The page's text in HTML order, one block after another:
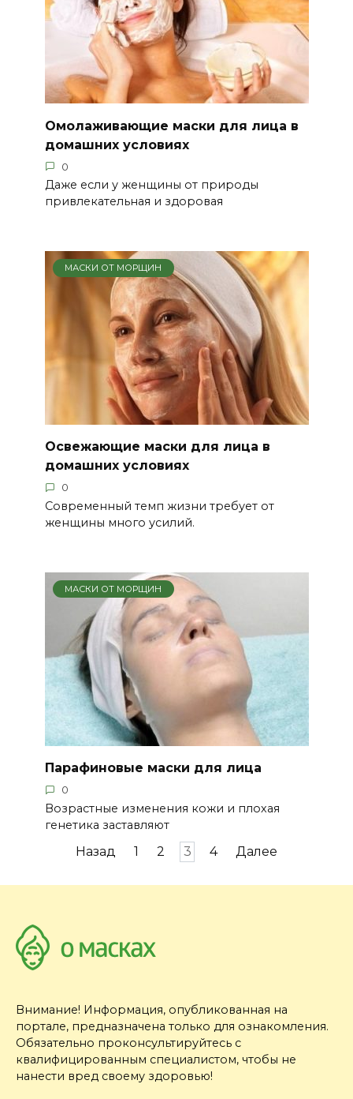
Омолаживающие маски для лица в
домашних условиях
0
Даже если у женщины от природы
привлекательная и здоровая
МАСКИ ОТ МОРЩИН
Освежающие маски для лица в
домашних условиях
0
Современный темп жизни требует от
женщины много усилий.
МАСКИ ОТ МОРЩИН
Парафиновые маски для лица
0
Возрастные изменения кожи и плохая
генетика заставляют
ПагинацияНазад 1 2 3 4 Далее
Внимание! Информация, опубликованная на
портале, предназначена только для ознакомления.
Обязательно проконсультируйтесь с
квалифицированным специалистом, чтобы не
нанести вред своему здоровью!